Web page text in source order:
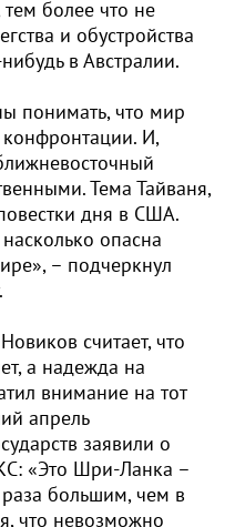
тем более что не
и обустройства
в Австралии.
понимать, что мир
конфронтации. И,
Тема Тайваня,
дня в США.
опасна
– подчеркнул
считает, что
а надежда на
внимание на тот
апрель
заявили о
«Это Шри-Ланка –
большим, чем в
что невозможно